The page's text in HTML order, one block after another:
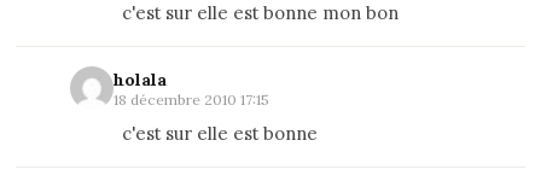
c'est sur elle est bonne mon bon
holala
18 décembre 2010 17:15
c'est sur elle est bonne